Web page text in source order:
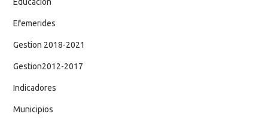
Efemerides
Gestion 2018-2021
Gestion2012-2017
Indicadores
Municipios